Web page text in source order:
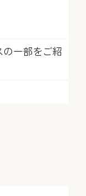
の一部をご紹